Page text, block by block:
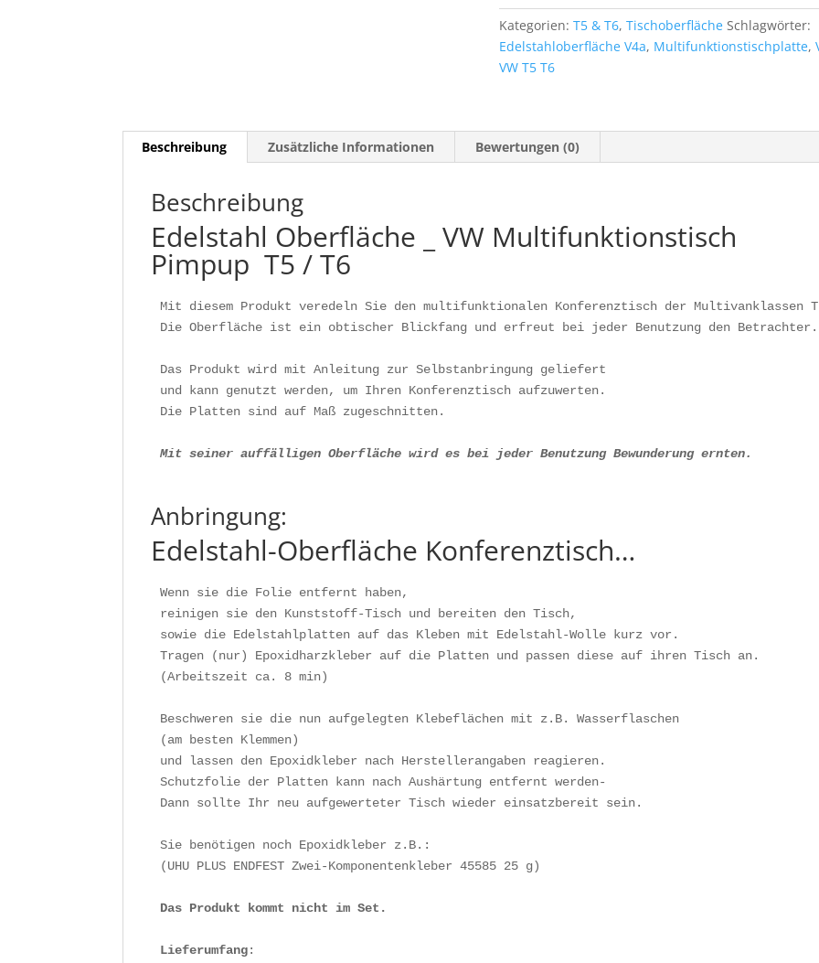
Multifunktionstisch
Edelstahl
Oberflächen
7H(03-
Handarbeit
Menge
Kategorien:T5 & T6,Tischoberfläche Schlagwörter:
Edelstahloberfläche V4a, Multifunktionstischplatte,
VW T5 T6
Beschreibung Zusätzliche Informationen Bewertungen (0)
Beschreibung
Edelstahl Oberfläche _ VW Multifunktionstisch
Pimpup T5 / T6
Mit diesem Produkt veredeln Sie den multifunktionalen Konferenztisch der Multivanklassen
Die Oberfläche ist ein obtischer Blickfang und erfreut bei jeder Benutzung den Betrachter.
Das Produkt wird mit Anleitung zur Selbstanbringung geliefert
und kann genutzt werden, um Ihren Konferenztisch aufzuwerten.
Mit seiner auffälligen Oberfläche wird es bei jeder Benutzung Bewunderung ernten.
Anbringung:
Edelstahl-Oberfläche Konferenztisch…
Wenn sie die Folie entfernt haben,
reinigen sie den Kunststoff-Tisch und bereiten den Tisch,
sowie die Edelstahlplatten auf das Kleben mit Edelstahl-Wolle kurz vor.
Tragen (nur) Epoxidharzkleber auf die Platten und passen diese auf ihren Tisch an.
(Arbeitszeit ca. 8 min)
Beschweren sie die nun aufgelegten Klebeflächen mit z.B. Wasserflaschen
(am besten Klemmen)
und lassen den Epoxidkleber nach Herstellerangaben reagieren.
Schutzfolie der Platten kann nach Aushärtung entfernt werden-
Dann sollte Ihr neu aufgewerteter Tisch wieder einsatzbereit sein.
Sie benötigen noch Epoxidkleber z.B.:
(UHU PLUS ENDFEST Zwei-Komponentenkleber 45585 25 g)
Das Produkt kommt nicht im Set.
Lieferumfang: